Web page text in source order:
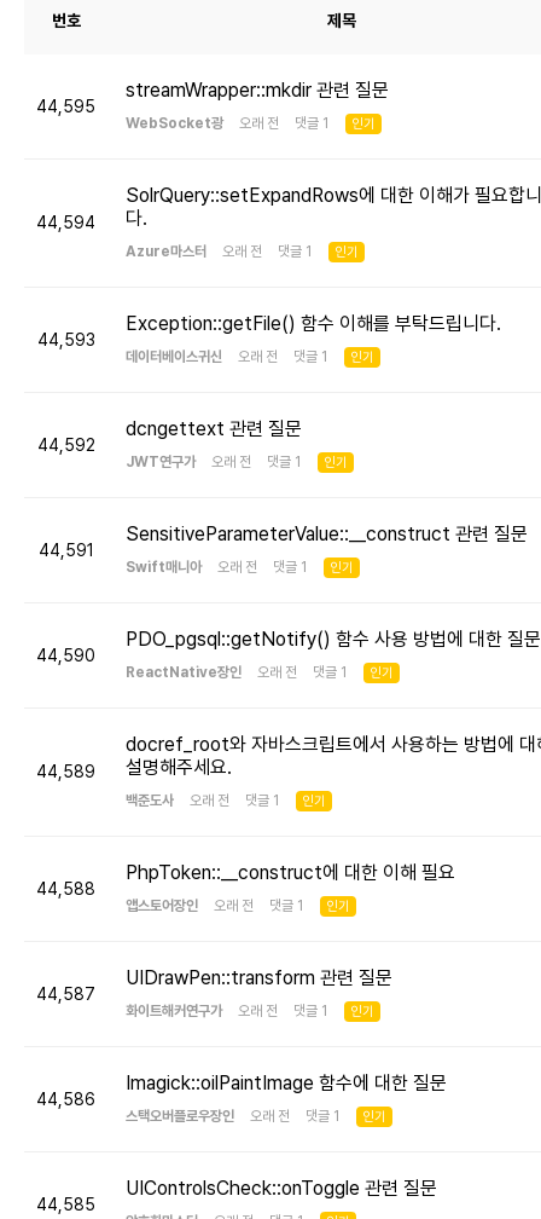
번호 제목
44,595
streamWrapper::mkdir 관련 질문
WebSocket광 오래 전 댓글 1 인기
44,594
SolrQuery::setExpandRows에 대한 이해가 필요합니
다.
Azure마스터 오래 전 댓글 1 인기
44,593
Exception::getFile() 함수 이해를 부탁드립니다.
데이터베이스귀신 오래 전 댓글 1 인기
44,592
dcngettext 관련 질문
JWT연구가 오래 전 댓글 1 인기
44,591
SensitiveParameterValue::__construct 관련 질문
Swift매니아 오래 전 댓글 1 인기
44,590
PDO_pgsql::getNotify() 함수 사용 방법에 대한 질문
ReactNative장인 오래 전 댓글 1 인기
44,589
docref_root와 자바스크립트에서 사용하는 방법에 대
설명해주세요.
백준도사 오래 전 댓글 1 인기
44,588
PhpToken::__construct에 대한 이해 필요
앱스토어장인 오래 전 댓글 1 인기
44,587
UIDrawPen::transform 관련 질문
화이트해커연구가 오래 전 댓글 1 인기
44,586
Imagick::oilPaintImage 함수에 대한 질문
스택오버플로우장인 오래 전 댓글 1 인기
44,585
UIControlsCheck::onToggle 관련 질문